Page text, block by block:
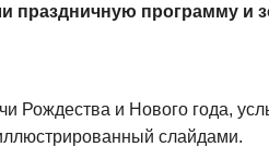
праздничную программу и
Рождества и Нового года,
слайдами.